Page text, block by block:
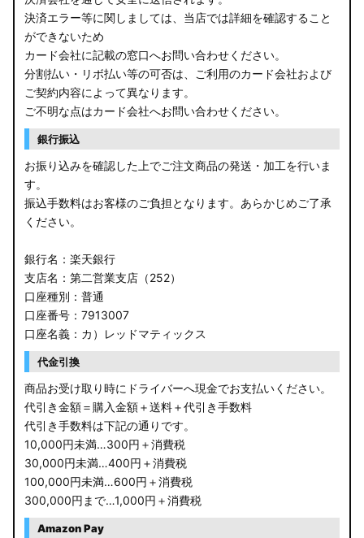
決済エラー等に関しましては、当店では詳細を確認すること
ができないため
カード会社に記載の窓口へお問い合わせください。
分割払い・リボ払い等の可否は、ご利用のカード会社および
ご契約内容によって異なります。
ご不明な点はカード会社へお問い合わせください。
銀行振込
お振り込みを確認した上でご注文商品の発送・加工を行いま
す。
振込手数料はお客様のご負担となります。あらかじめご了承
ください。
銀行名：楽天銀行
支店名：第二営業支店（252）
口座種別：普通
口座番号：7913007
口座名義：カ）レッドマティックス
代金引換
商品お受け取り時にドライバーへ現金でお支払いください。
代引き金額＝購入金額＋送料＋代引き手数料
代引き手数料は下記の通りです。
10,000円未満…300円＋消費税
30,000円未満…400円＋消費税
100,000円未満…600円＋消費税
300,000円まで…1,000円＋消費税
Amazon Pay